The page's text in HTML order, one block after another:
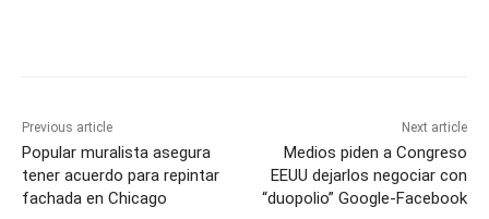
Previous article
Popular muralista asegura
tener acuerdo para repintar
fachada en Chicago
Next article
Medios piden a Congreso
EEUU dejarlos negociar con
“duopolio” Google-Facebook